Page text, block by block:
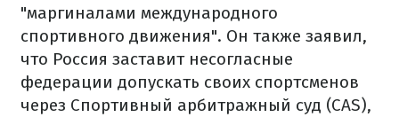
"маргиналами международного
спортивного движения". Он также заявил,
что Россия заставит несогласные
федерации допускать своих спортсменов
через Спортивный арбитражный суд (CAS),